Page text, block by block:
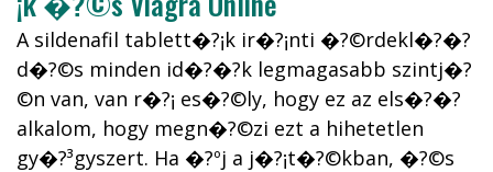
A sildenafil tablett�?¡k ir�?¡nti �?©rdekl�?�?
d�?©s minden id�?�?k legmagasabb szintj�?
©n van, van r�?¡ es�?©ly, hogy ez az els�?�?
alkalom, hogy megn�?©zi ezt a hihetetlen
gy�?³gyszert. Ha �?ºj a j�?¡t�?©kban, �?©s